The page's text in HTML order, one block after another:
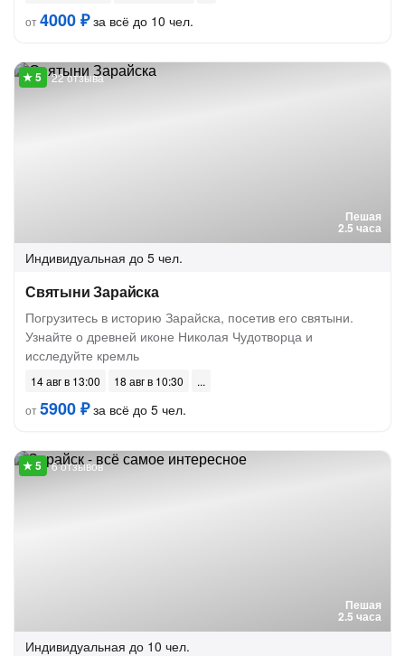
от4000 ₽за всё до 10 чел.
Пешая
2.5 часа
22 отзыва
Индивидуальная до 5 чел.
Святыни Зарайска
Погрузитесь в историю Зарайска, посетив его святыни.
Узнайте о древней иконе Николая Чудотворца и
исследуйте кремль
14 авг в 13:00
18 авг в 10:30
от5900 ₽за всё до 5 чел.
Пешая
2.5 часа
6 отзывов
Индивидуальная до 10 чел.